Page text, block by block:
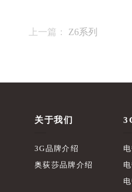
上一篇： Z6系列
关于我们
3G品牌介绍
奥荻莎品牌介绍